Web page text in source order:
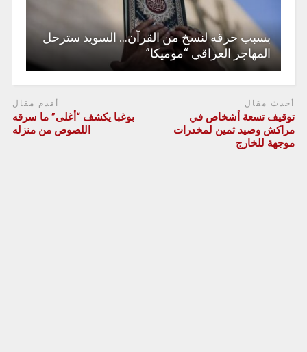
بسبب حرقه لنسخ من القرآن… السويد سترحل
المهاجر العراقي “موميكا”
أحدث مقال
توقيف تسعة أشخاص في
مراكش وصيد ثمين لمخدرات
موجهة للخارج
أقدم مقال
بوغبا يكشف “أغلى” ما سرقه
اللصوص من منزله